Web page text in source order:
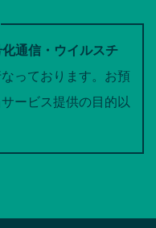
化通信・ウイルスチ
なっております。お預
ービス提供の目的以